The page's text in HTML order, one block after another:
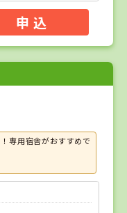
申 込
専用宿舎がおすすめで